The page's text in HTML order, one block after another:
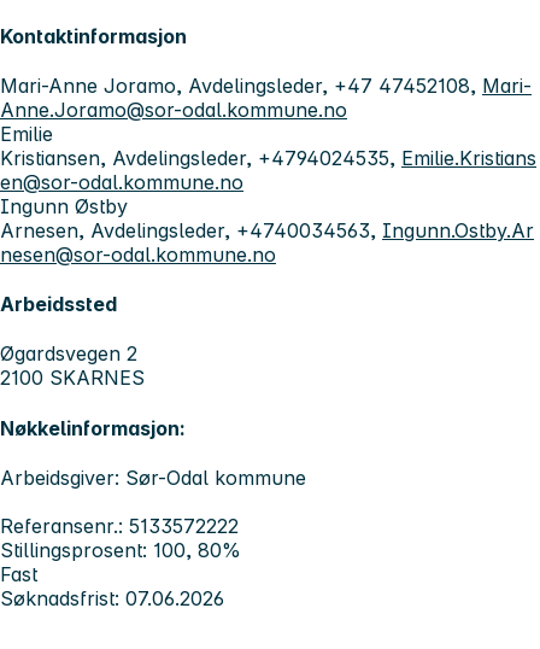
Kontaktinformasjon
Mari-Anne Joramo, Avdelingsleder, +47 47452108, Mari-
Anne.Joramo@sor-odal.kommune.no
Emilie
Kristiansen, Avdelingsleder, +4794024535, Emilie.Kristians
en@sor-odal.kommune.no
Ingunn Østby
Arnesen, Avdelingsleder, +4740034563, Ingunn.Ostby.Ar
nesen@sor-odal.kommune.no
Arbeidssted
Øgardsvegen 2
2100 SKARNES
Nøkkelinformasjon:
Arbeidsgiver: Sør-Odal kommune
Referansenr.: 5133572222
Stillingsprosent: 100, 80%
Fast
Søknadsfrist: 07.06.2026